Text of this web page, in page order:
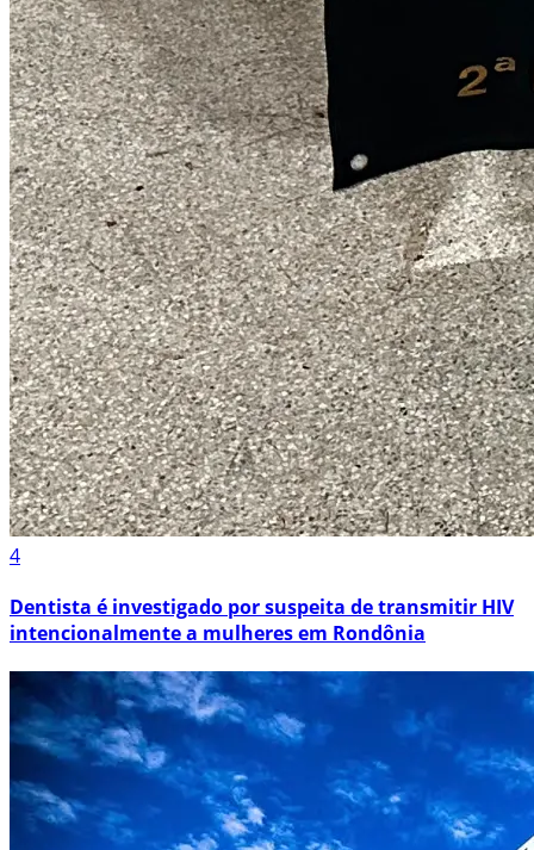
4
Dentista é investigado por suspeita de transmitir HIV
intencionalmente a mulheres em Rondônia